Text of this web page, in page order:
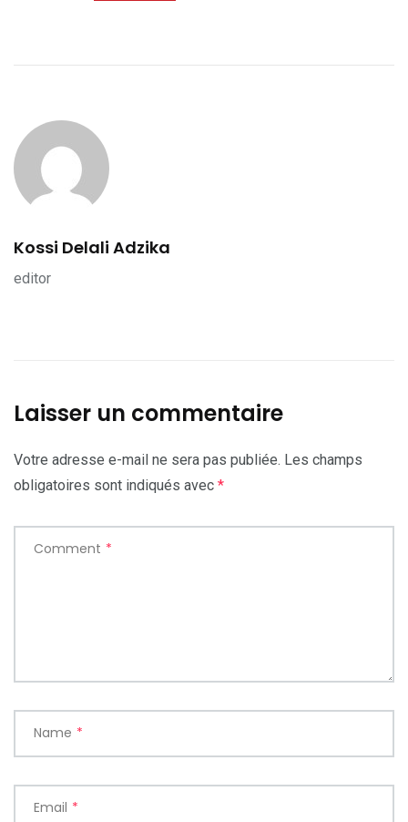
Kossi Delali Adzika
editor
Laisser un commentaire
Votre adresse e-mail ne sera pas publiée. Les champs
obligatoires sont indiqués avec *
Comment *
Name *
Email *